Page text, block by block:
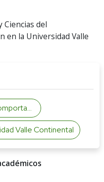
Ciencias del
en la Universidad Valle
Valle Continental